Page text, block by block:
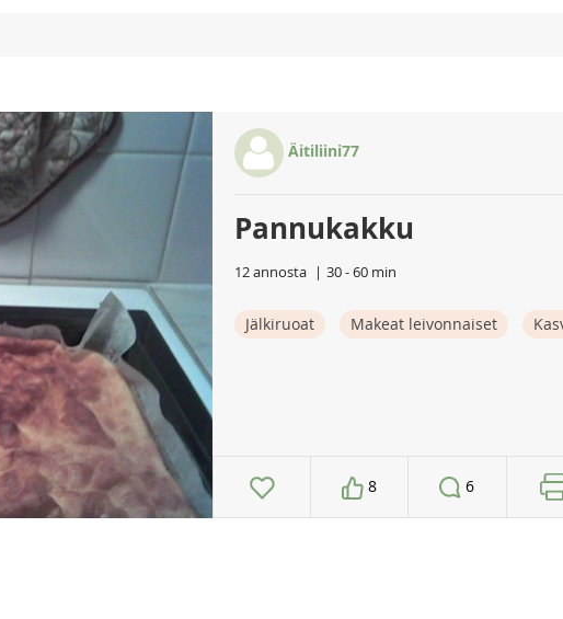
Äitiliini77
Pannukakku
12 annosta 30 - 60 min
Jälkiruoat Makeat leivonnaiset
8 6